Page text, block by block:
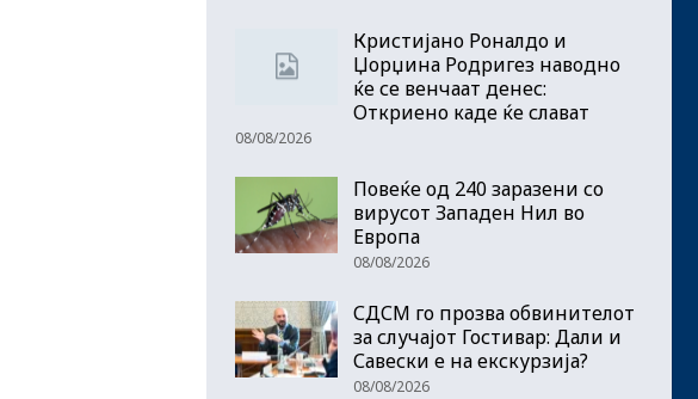
Кристијано Роналдо и
Џорџина Родригез наводно
ќе се венчаат денес:
Откриено каде ќе слават
08/08/2026
Повеќе од 240 заразени со
вирусот Западен Нил во
Европа
08/08/2026
СДСМ го прозва обвинителот
за случајот Гостивар: Дали и
Савески е на екскурзија?
08/08/2026